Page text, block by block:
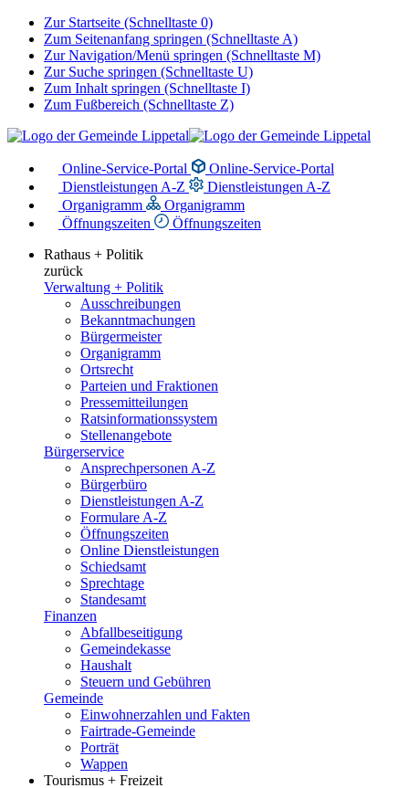
Zur Startseite (Schnelltaste 0)
Zum Seitenanfang springen (Schnelltaste A)
Zur Navigation/Menü springen (Schnelltaste M)
Zur Suche springen (Schnelltaste U)
Zum Inhalt springen (Schnelltaste I)
Zum Fußbereich (Schnelltaste Z)
Online-Service-Portal
Online-Service-Portal
Dienstleistungen A-Z
Dienstleistungen A-Z
Organigramm
Organigramm
Öffnungszeiten
Öffnungszeiten
Rathaus + Politik
zurück
Verwaltung + Politik
Ausschreibungen
Bekanntmachungen
Bürgermeister
Organigramm
Ortsrecht
Parteien und Fraktionen
Pressemitteilungen
Ratsinformationssystem
Stellenangebote
Bürgerservice
Ansprechpersonen A-Z
Bürgerbüro
Dienstleistungen A-Z
Formulare A-Z
Öffnungszeiten
Online Dienstleistungen
Schiedsamt
Sprechtage
Standesamt
Finanzen
Abfallbeseitigung
Gemeindekasse
Haushalt
Steuern und Gebühren
Gemeinde
Einwohnerzahlen und Fakten
Fairtrade-Gemeinde
Porträt
Wappen
Tourismus + Freizeit